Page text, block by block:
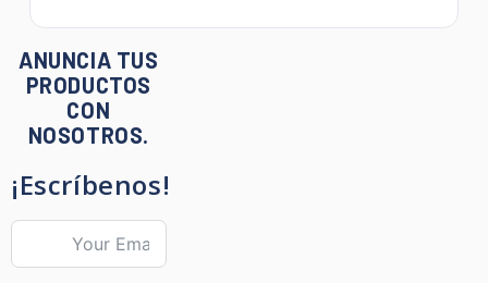
ANUNCIA TUS
PRODUCTOS
CON
NOSOTROS.
¡Escríbenos!